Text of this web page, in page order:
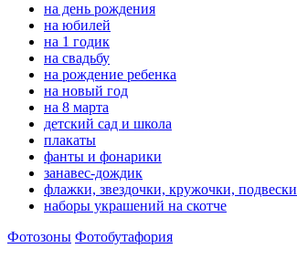
на день рождения
на юбилей
на 1 годик
на свадьбу
на рождение ребенка
на новый год
на 8 марта
детский сад и школа
плакаты
фанты и фонарики
занавес-дождик
флажки, звездочки, кружочки, подвески
наборы украшений на скотче
Фотозоны Фотобутафория